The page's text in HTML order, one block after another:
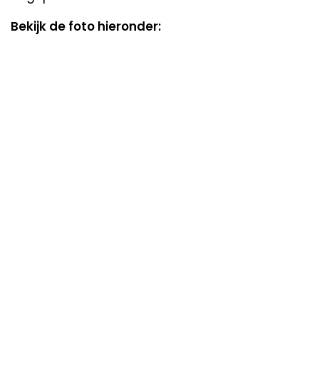
Bekijk de foto hieronder: